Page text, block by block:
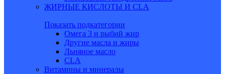
ЖИРНЫЕ КИСЛОТЫ И CLA
Показать подкатегории
Омега 3 и рыбий жир
Другие масла и жиры
Льняное масло
CLA
Витамины и минералы